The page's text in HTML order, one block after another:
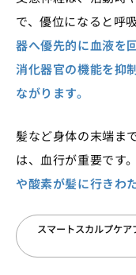
で、優位になると呼
器へ優先的に血液を
消化器官の機能を抑
ながります。
髪など身体の末端ま
は、血行が重要です。
や酸素が髪に行きわ
スマートスカルプケ